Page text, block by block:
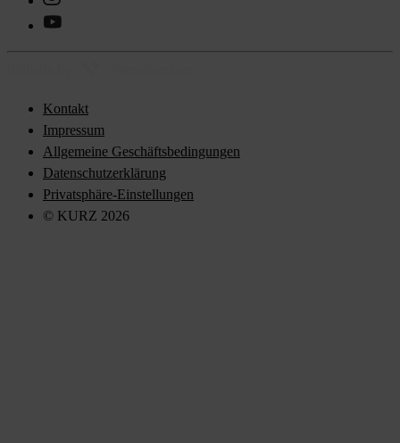
Kontakt
Impressum
Allgemeine Geschäftsbedingungen
Datenschutzerklärung
Privatsphäre-Einstellungen
© KURZ 2026